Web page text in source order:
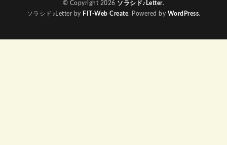
© Copyright 2026 ソラシド♪Letter.
ソラシド♪Letter by FIT-Web Create. Powered by WordPress.